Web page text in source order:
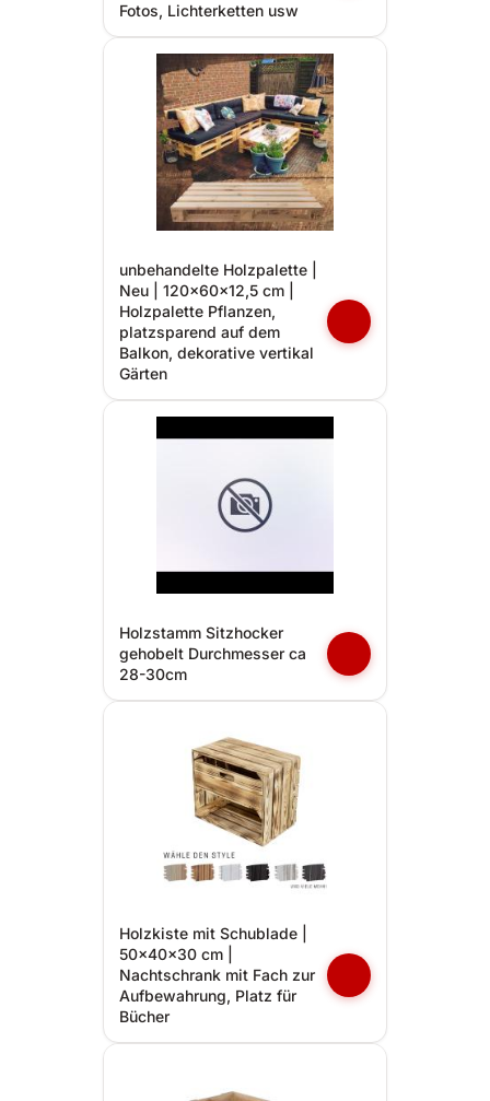
Fotos, Lichterketten usw
unbehandelte Holzpalette |
Neu | 120x60x12,5 cm |
Holzpalette Pflanzen,
platzsparend auf dem
Balkon, dekorative vertikal
Gärten
Holzstamm Sitzhocker
gehobelt Durchmesser ca
28-30cm
Holzkiste mit Schublade |
50x40x30 cm |
Nachtschrank mit Fach zur
Aufbewahrung, Platz für
Bücher